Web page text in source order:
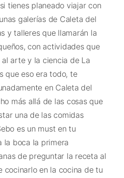
tienes planeado viajar con
galerías de Caleta del
y talleres que llamarán la
con actividades que
arte y la ciencia de La
que eso era todo, te
en Caleta del
más allá de las cosas que
una de las comidas
es un must en tu
la boca la primera
de preguntar la receta al
cocinarlo en la cocina de tu